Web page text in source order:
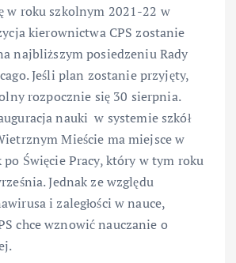
w roku szkolnym 2021-22 w
kierownictwa CPS zostanie
najbliższym posiedzeniu Rady
Jeśli plan zostanie przyjęty,
rozpocznie się 30 sierpnia.
nauki w systemie szkół
Mieście ma miejsce w
Święcie Pracy, który w tym roku
Jednak ze względu
i zaległości w nauce,
chce wznowić nauczanie o